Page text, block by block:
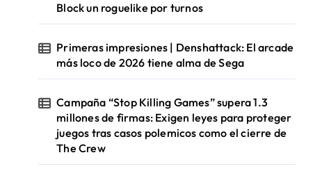
Block un roguelike por turnos
Primeras impresiones | Denshattack: El arcade
más loco de 2026 tiene alma de Sega
Campaña “Stop Killing Games” supera 1.3
millones de firmas: Exigen leyes para proteger
juegos tras casos polemicos como el cierre de
The Crew